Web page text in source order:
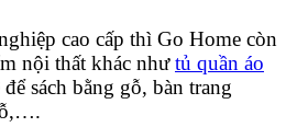
cao cấp thì Go Home còn
nội thất khác nhưtủ quần áo
sách bằng gỗ, bàn trang